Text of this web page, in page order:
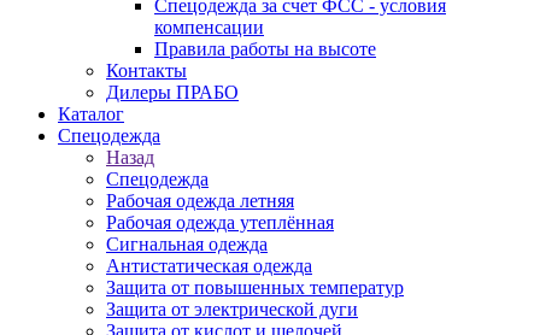
Спецодежда за счет ФСС - условия
компенсации
Правила работы на высоте
Контакты
Дилеры ПРАБО
Каталог
Спецодежда
Назад
Спецодежда
Рабочая одежда летняя
Рабочая одежда утеплённая
Сигнальная одежда
Антистатическая одежда
Защита от повышенных температур
Защита от электрической дуги
Защита от кислот и щелочей